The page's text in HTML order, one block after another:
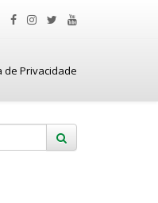
de Privacidade